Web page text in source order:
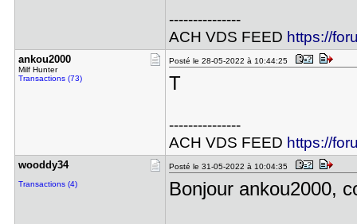
---------------
ACH VDS FEED https://
ankou2000
Milf Hunter
Transactions (73)
Posté le 28-05-2022 à 10:44:25
T
---------------
ACH VDS FEED https://
wooddy34
Transactions (4)
Posté le 31-05-2022 à 10:04:35
Bonjour ankou2000,